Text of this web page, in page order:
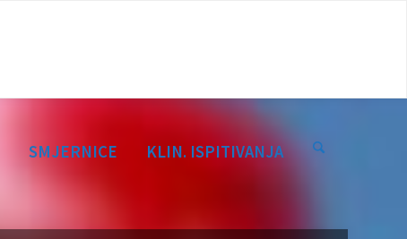
SMJERNICE KLIN. ISPITIVANJA